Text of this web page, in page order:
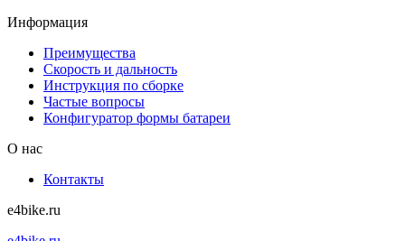
Информация
Преимущества
Скорость и дальность
Инструкция по сборке
Частые вопросы
Конфигуратор формы батареи
О нас
Контакты
e4bike.ru